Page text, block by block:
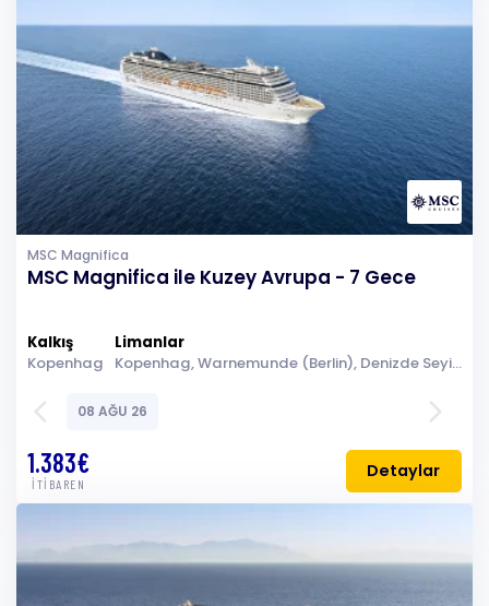
MSC Magnifica
MSC Magnifica ile Kuzey Avrupa - 7 Gece
Kalkış
Kopenhag
Limanlar
Kopenhag, Warnemunde (Berlin), Denizde Seyir, Eidfjord, Bergen, Kristiansand, Oslo, Kopenhag
arrow_back_ios 08 AĞU 26 arrow_forward_ios
1.383€
İTİBAREN
Detaylar